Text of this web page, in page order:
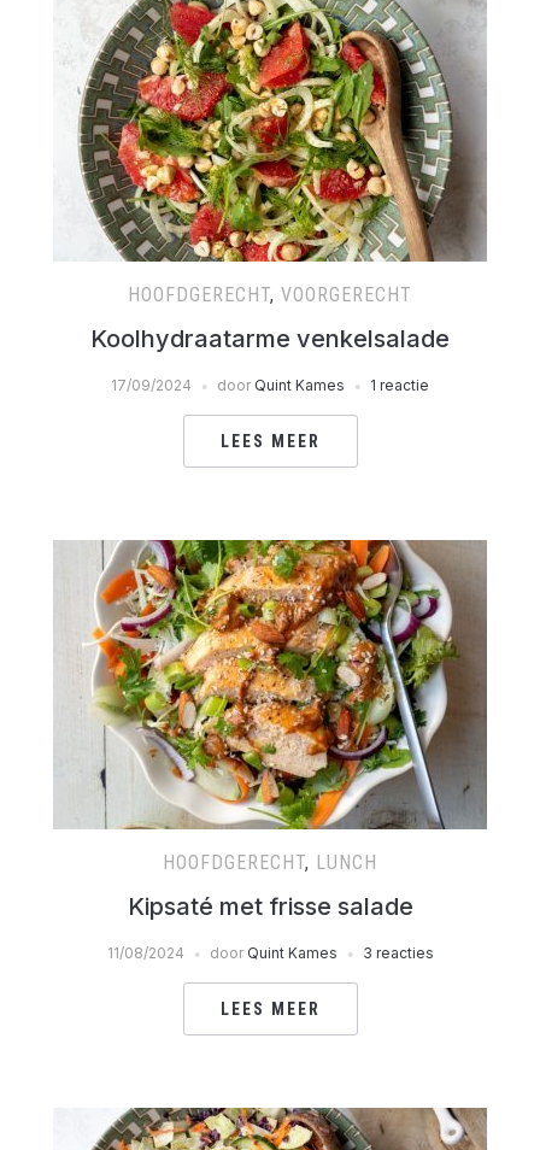
HOOFDGERECHT, VOORGERECHT
Koolhydraatarme venkelsalade
17/09/2024 door Quint Kames 1 reactie
LEES MEER
HOOFDGERECHT, LUNCH
Kipsaté met frisse salade
11/08/2024 door Quint Kames 3 reacties
LEES MEER